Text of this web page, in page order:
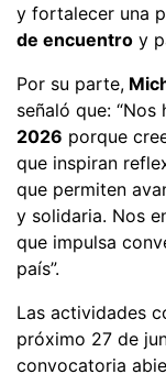
y fortalecer una
de encuentro y
Por su parte,
señaló que: “Nos
2026 porque
que inspiran
que permiten
y solidaria. Nos
que impulsa
país”.
Las actividades
próximo 27 de
convocatoria